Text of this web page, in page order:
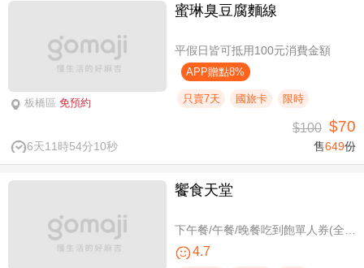
板橋區 免預約
蜜琳臭豆腐麵線
平假日皆可抵用100元消費金額
APP贈點8%
只賣7天 國旅卡 限時
6天11時54分10秒
$100 $70
售649份
饗食天堂
下午餐/午餐/晚餐吃到飽單人券(全台分店可用)
4.7